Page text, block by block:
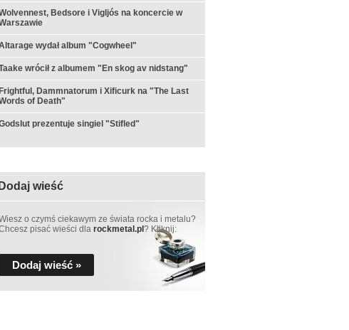
Bedsore i Vigljós na koncercie w
wydał album "Cogwheel"
wrócił z albumem "En skog av nidstang"
Frightful, Dammnatorum i Xificurk na "The Last
of Death"
prezentuje singiel "Stifled"
Dodaj wieść
o czymś ciekawym ze świata rocka i metalu?
pisać wieści dla rockmetal.pl ? Kliknij:
Dodaj wieść »